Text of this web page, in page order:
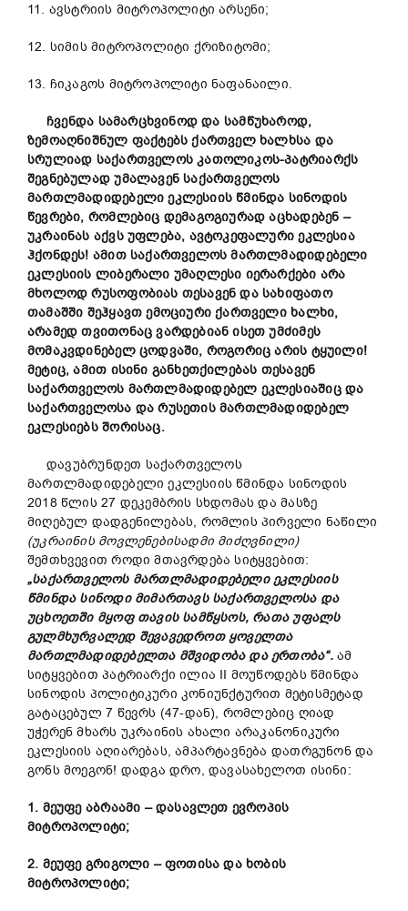
11. ავსტრიის მიტროპოლიტი არსენი;
12. სიმის მიტროპოლიტი ქრიზიტომი;
13. ჩიკაგოს მიტროპოლიტი ნაფანაილი.
ჩვენდა სამარცხვინოდ და სამწუხაროდ,
ზემოაღნიშნულ ფაქტებს ქართველ ხალხსა და
სრულიად საქართველოს კათოლიკოს-პატრიარქს
შეგნებულად უმალავენ საქართველოს
მართლმადიდებელი ეკლესიის წმინდა სინოდის
წევრები, რომლებიც დემაგოგიურად აცხადებენ –
უკრაინას აქვს უფლება, ავტოკეფალური ეკლესია
ჰქონდეს! ამით საქართველოს მართლმადიდებელი
ეკლესიის ლიბერალი უმაღლესი იერარქები არა
მხოლოდ რუსოფობიას თესავენ და სახიფათო
თამაშში შეჰყავთ ემოციური ქართველი ხალხი,
არამედ თვითონაც ვარდებიან ისეთ უმძიმეს
მომაკვდინებელ ცოდვაში, როგორიც არის ტყუილი!
მეტიც, ამით ისინი განხეთქილებას თესავენ
საქართველოს მართლმადიდებელ ეკლესიაშიც და
საქართველოსა და რუსეთის მართლმადიდებელ
ეკლესიებს შორისაც.
დავუბრუნდეთ საქართველოს
მართლმადიდებელი ეკლესიის წმინდა სინოდის
2018 წლის 27 დეკემბრის სხდომას და მასზე
მიღებულ დადგენილებას, რომლის პირველი ნაწილი
(უკრაინის მოვლენებისადმი მიძღვნილი)
შემთხვევით როდი მთავრდება სიტყვებით:
„საქართველოს მართლმადიდებელი ეკლესიის
წმინდა სინოდი მიმართავს საქართველოსა და
უცხოეთში მყოფ თავის სამწყსოს, რათა უფალს
გულმხურვალედ შევავედროთ ყოველთა
მართლმადიდებელთა მშვიდობა და ერთობა“. ამ
სიტყვებით პატრიარქი ილია II მოუწოდებს წმინდა
სინოდის პოლიტიკური კონიუნქტურით მეტისმეტად
გატაცებულ 7 წევრს (47-დან), რომლებიც ღიად
უჭერენ მხარს უკრაინის ახალი არაკანონიკური
ეკლესიის აღიარებას, ამპარტავნება დათრგუნონ და
გონს მოეგონ! დადგა დრო, დავასახელოთ ისინი:
1. მეუფე აბრაამი – დასავლეთ ევროპის
მიტროპოლიტი;
2. მეუფე გრიგოლი – ფოთისა და ხობის
მიტროპოლიტი;